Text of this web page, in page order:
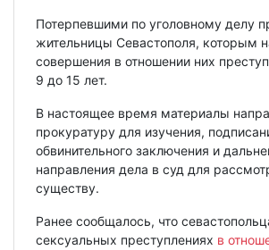
Потерпевшими по уголовному делу
жительницы Севастополя, которым
совершения в отношении них
9 до 15 лет.
В настоящее время материалы
прокуратуру для изучения,
обвинительного заключения и
направления дела в суд для
существу.
Ранее сообщалось, что
сексуальных преступлениях в